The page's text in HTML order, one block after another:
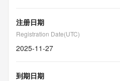
注册日期
Registration Date(UTC)
2025-11-27
到期日期